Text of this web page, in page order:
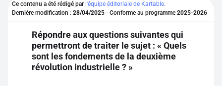
Se connecter
S'inscrire gratuitement
Pour profiter de 10 contenus offerts.
Ce contenu a été rédigé par l'équipe éditoriale de Kartable.
Dernière modification : 28/04/2025 - Conforme au programme 2025-2026
Répondre aux questions suivantes qui
permettront de traiter le sujet : « Quels
sont les fondements de la deuxième
révolution industrielle ? »